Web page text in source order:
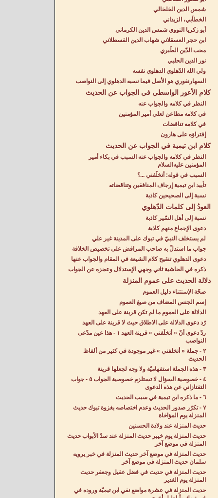
شمس الدين الخلخالي
الخطاّبي، الزيداني
أبو زكريا النووي شمس الدين الكرماني
ابن حجر العسقلاني شهاب الدين القسطلاني
محب الدّين الطّبري
نور الدين الحلبي
ولي الله الدّهلوي الدهلوي نفسه
السهارنفوري هو الأصل فيما نسبه الدهلوي إلى النواصب
كلام الأعور الواسطي في الجواب عن الحديث
النظر في كلامه والجواب عنه
في كلامه مطاعن لعلي أمير المؤمنين
في كلامه تناقضات
إفتراؤه على هارون
كلام ابن تيمية في الجواب عن الحديث
النظر في كلامه والجواب عنه السبب في بكاء أمير
المؤمنين عليه‌السلام
السبب في قوله: أتخلّفني ...؟
تأييد ابن تيمية إرجاف المنافقين وتناقضاته
نسبة إلى الصحيحين كاذبة
العودُ إلى كلمات الدّهلوي
نسبة إلى أهل السّير كاذبة
دعوى الإجماع منهم كاذبة
لم يستخلف النبيّ في تبوك على المدينة غير علي
جواب ما استدلّ به صاحب المرافض على تخصيص الخلافة
دعوى الدهلوي تنقيح كلام الشيعة في المقام والجواب عنها
ذكره في الحاشية ثاني وجهي الإستدلال وعجزه عن الجواب
دلالة الحديث على عموم المنزلة
صحّة الإستثناء دليل العموم
إسم الجنس المضاف من صيغ العموم
الدلالة على العموم ما لم تكن قرينة على العهد
رّد دعوى الدلالة على الاطلاق حيث لا قرينة على العهد
ردّ دعوى أنّ « أتخلّفني » قرينة العهد ١ - هذا عين مدّعى
النواصب
٢ - جملة « أتخلفني » غير موجودة في كثير من ألفاظ
الحديث
٣ - هذه الجملة استفهاميّة ولا وجه لجعلها قرينة
٤ - خصوصية السؤال لا تستلزم خصوصية الجواب ٥ - جواب
التفتازاني عن هذه الدعوى
٦ - ما ذكره ابن تيمية في سبب الحديث
٧ - تكرّر صدور الحديث وعدم اختصاصه بغزوة تبوك حديث
المنزلة يوم المؤاخاة
حديث المنزلة عند ولادة الحسنين
حديث المنزلة يوم خيبر حديث المنزلة عند سدّ الأبواب حديث
المنزلة في موضعٍ آخر
حديث المنزلة في موضع آخر حديث المنزلة في خبر يرويه
سلمان حديث المنزلة في موضع آخر
حديث المنزلة في حديث في فضل عقيل وجعفر حديث
المنزلة يوم الغدير
حديث المنزلة في عشرة مواضع نفي ابن تيميّة وروده في